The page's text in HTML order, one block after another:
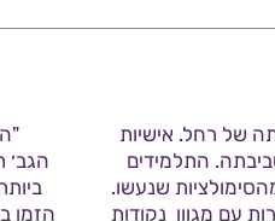
הגב׳
הזמן
של רחל. אישיות
התלמידים
שנעשו.
עם מגוון נקודות